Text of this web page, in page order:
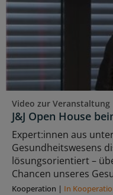
Video zur Veranstaltung
J&J Open House
Expert:innen aus
Gesundheitswesens
lösungsorientiert –
Chancen unseres
Kooperation | In